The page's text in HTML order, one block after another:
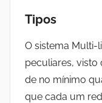
Tipos
O sistema Multi-
peculiares, visto
de no mínimo
que cada um